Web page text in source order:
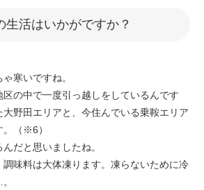
生活はいかがですか？
寒いですね。
の中で一度引っ越しをしているんです
野田エリアと、今住んでいる乗鞍エリア
。（※6）
だと思いましたね。
味料は大体凍ります。凍らないために冷